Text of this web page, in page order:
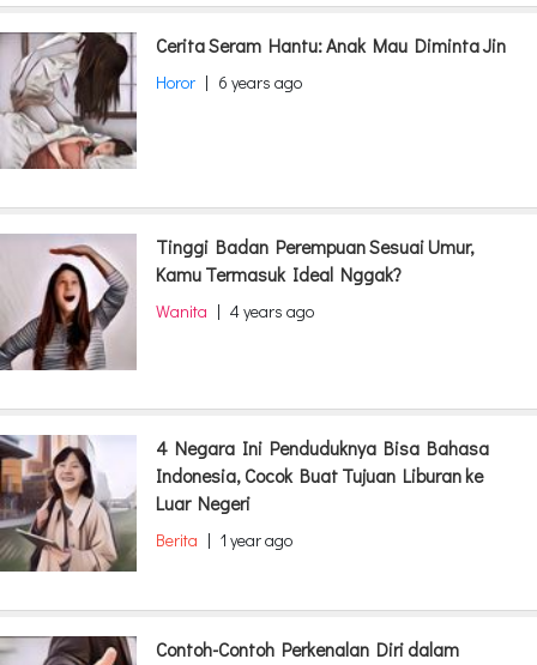
Cerita Seram Hantu: Anak Mau Diminta Jin
Horor | 6 years ago
Tinggi Badan Perempuan Sesuai Umur,
Kamu Termasuk Ideal Nggak?
Wanita | 4 years ago
4 Negara Ini Penduduknya Bisa Bahasa
Indonesia, Cocok Buat Tujuan Liburan ke
Luar Negeri
Berita | 1 year ago
Contoh-Contoh Perkenalan Diri dalam